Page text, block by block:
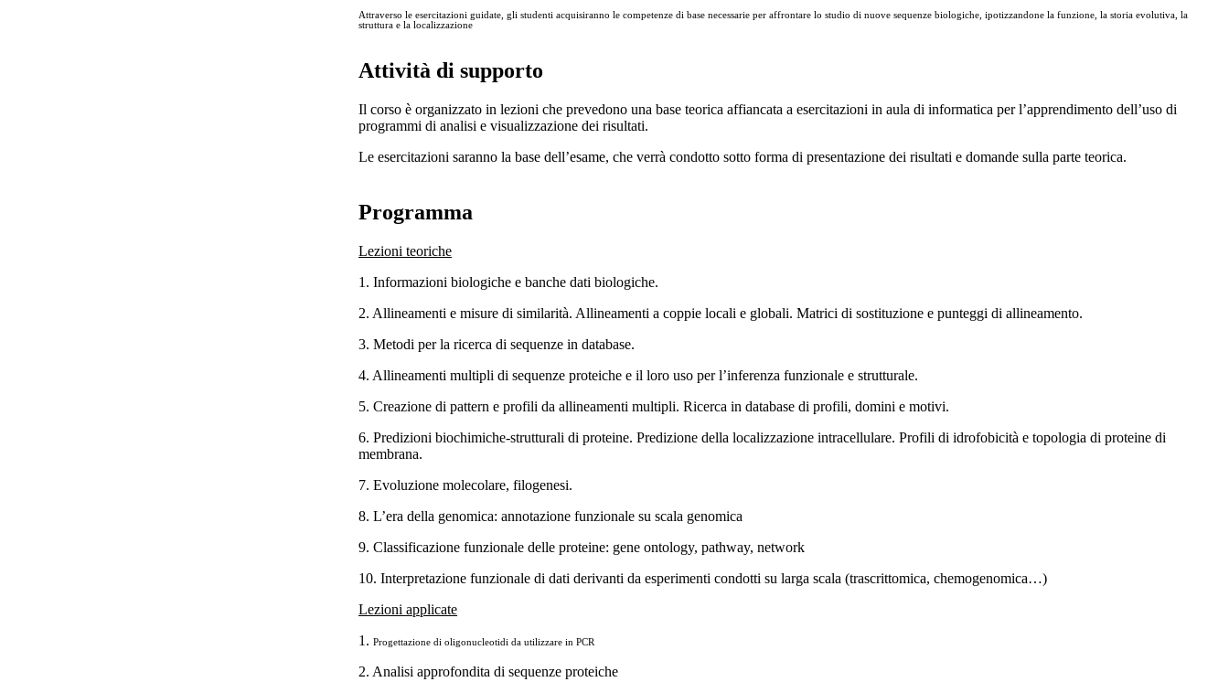
Attraverso le esercitazioni guidate, gli studenti acquisiranno le competenze di base necessarie per affrontare lo studio di nuove sequenze biologiche, ipotizzandone la funzione, la storia evolutiva, la
struttura e la localizzazione
Attività di supporto
Il corso è organizzato in lezioni che prevedono una base teorica affiancata a esercitazioni in aula di informatica per l’apprendimento dell’uso di
programmi di analisi e visualizzazione dei risultati.
Le esercitazioni saranno la base dell’esame, che verrà condotto sotto forma di presentazione dei risultati e domande sulla parte teorica.
Programma
Lezioni teoriche
1. Informazioni biologiche e banche dati biologiche.
2. Allineamenti e misure di similarità. Allineamenti a coppie locali e globali. Matrici di sostituzione e punteggi di allineamento.
3. Metodi per la ricerca di sequenze in database.
4. Allineamenti multipli di sequenze proteiche e il loro uso per l’inferenza funzionale e strutturale.
5. Creazione di pattern e profili da allineamenti multipli. Ricerca in database di profili, domini e motivi.
6. Predizioni biochimiche-strutturali di proteine. Predizione della localizzazione intracellulare. Profili di idrofobicità e topologia di proteine ​​di
membrana.
7. Evoluzione molecolare, filogenesi.
8. L’era della genomica: annotazione funzionale su scala genomica
9. Classificazione funzionale delle proteine: gene ontology, pathway, network
10. Interpretazione funzionale di dati derivanti da esperimenti condotti su larga scala (trascrittomica, chemogenomica…)
Lezioni applicate
1. Progettazione di oligonucleotidi da utilizzare in PCR
2. Analisi approfondita di sequenze proteiche